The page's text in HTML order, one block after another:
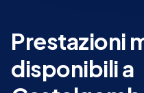
Prestazioni
disponibili a